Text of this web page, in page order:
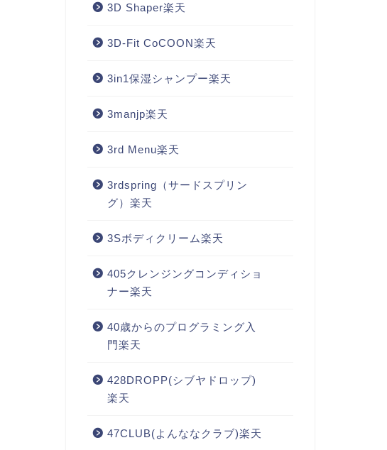
3D Shaper楽天
3D-Fit CoCOON楽天
3in1保湿シャンプー楽天
3manjp楽天
3rd Menu楽天
3rdspring（サードスプリン
グ）楽天
3Sボディクリーム楽天
405クレンジングコンディショ
ナー楽天
40歳からのプログラミング入
門楽天
428DROPP(シブヤドロップ)
楽天
47CLUB(よんななクラブ)楽天